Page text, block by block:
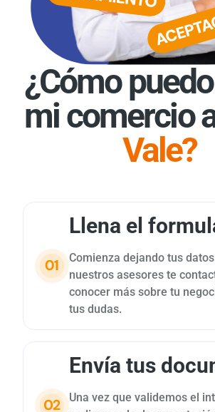
¿Cómo
mi comercio
Vale?
Llena el
Comienza dejando tus
nuestros asesores te
conocer más sobre tu
tus dudas.
Envía tus
Una vez que validemos el